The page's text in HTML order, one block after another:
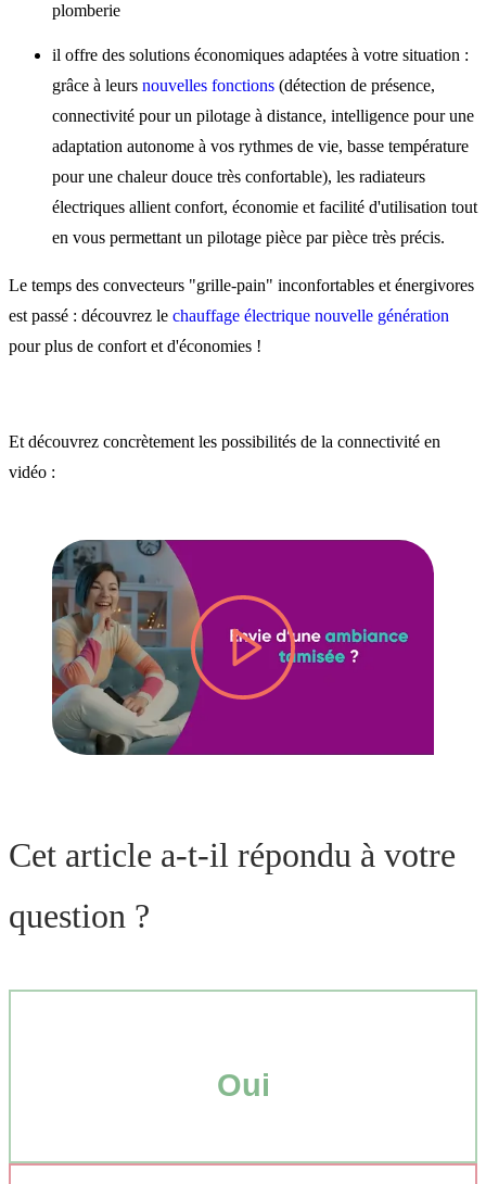
plomberie
il offre des solutions économiques adaptées à votre situation :
grâce à leurs nouvelles fonctions (détection de présence,
connectivité pour un pilotage à distance, intelligence pour une
adaptation autonome à vos rythmes de vie, basse température
pour une chaleur douce très confortable), les radiateurs
électriques allient confort, économie et facilité d'utilisation tout
en vous permettant un pilotage pièce par pièce très précis.
Le temps des convecteurs "grille-pain" inconfortables et énergivores
est passé : découvrez le chauffage électrique nouvelle génération
pour plus de confort et d'économies !
Et découvrez concrètement les possibilités de la connectivité en
vidéo :
lire la vidéo
Cet article a-t-il répondu à votre
question ?
Oui